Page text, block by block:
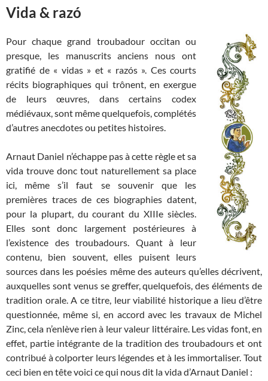
Vida & razó
Pour chaque grand troubadour occitan ou
presque, les manuscrits anciens nous ont
gratifié de « vidas » et « razós ». Ces courts
récits biographiques qui trônent, en exergue
de leurs œuvres, dans certains codex
médiévaux, sont même quelquefois, complétés
d’autres anecdotes ou petites histoires.
Arnaut Daniel n’échappe pas à cette règle et sa
vida trouve donc tout naturellement sa place
ici, même s’il faut se souvenir que les
premières traces de ces biographies datent,
pour la plupart, du courant du XIIIe siècles.
Elles sont donc largement postérieures à
l’existence des troubadours. Quant à leur
contenu, bien souvent, elles puisent leurs
sources dans les poésies même des auteurs qu’elles décrivent,
auxquelles sont venus se greffer, quelquefois, des éléments de
tradition orale. A ce titre, leur viabilité historique a lieu d’être
questionnée, même si, en accord avec les travaux de Michel
Zinc, cela n’enlève rien à leur valeur littéraire. Les vidas font, en
effet, partie intégrante de la tradition des troubadours et ont
contribué à colporter leurs légendes et à les immortaliser. Tout
ceci bien en tête voici ce qui nous dit la vida d’Arnaut Daniel :